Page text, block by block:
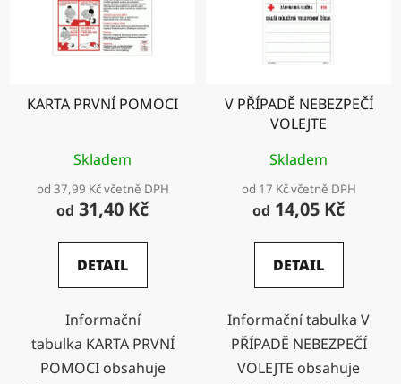
KARTA PRVNÍ POMOCI
Skladem
od 37,99 Kč včetně DPH
od 31,40 Kč
DETAIL
Informační
tabulka KARTA PRVNÍ
POMOCI obsahuje
V PŘÍPADĚ NEBEZPEČÍ
VOLEJTE
Skladem
od 17 Kč včetně DPH
od 14,05 Kč
DETAIL
Informační tabulka V
PŘÍPADĚ NEBEZPEČÍ
VOLEJTE obsahuje